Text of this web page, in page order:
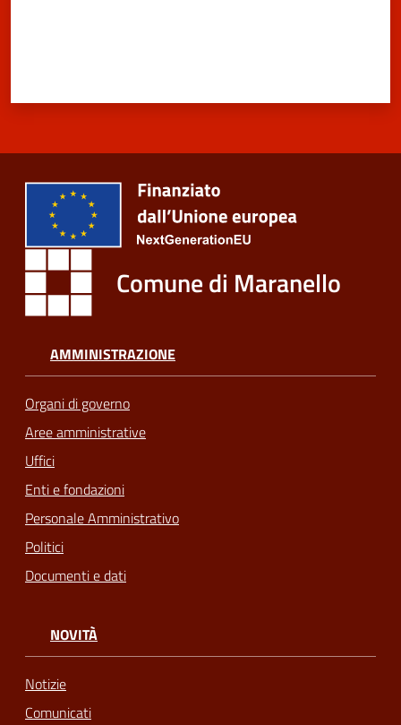
Comune di Maranello
AMMINISTRAZIONE
Organi di governo
Aree amministrative
Uffici
Enti e fondazioni
Personale Amministrativo
Politici
Documenti e dati
NOVITÀ
Notizie
Comunicati